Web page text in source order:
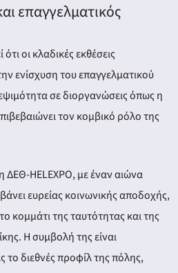
επαγγελματικός
οι κλαδικές εκθέσεις
ενίσχυση του επαγγελματικού
σε διοργανώσεις όπως η
τον κομβικό ρόλο της
ΔΕΘ-HELEXPO, με έναν αιώνα
ευρείας κοινωνικής αποδοχής,
κομμάτι της ταυτότητας και της
Η συμβολή της είναι
το διεθνές προφίλ της πόλης,